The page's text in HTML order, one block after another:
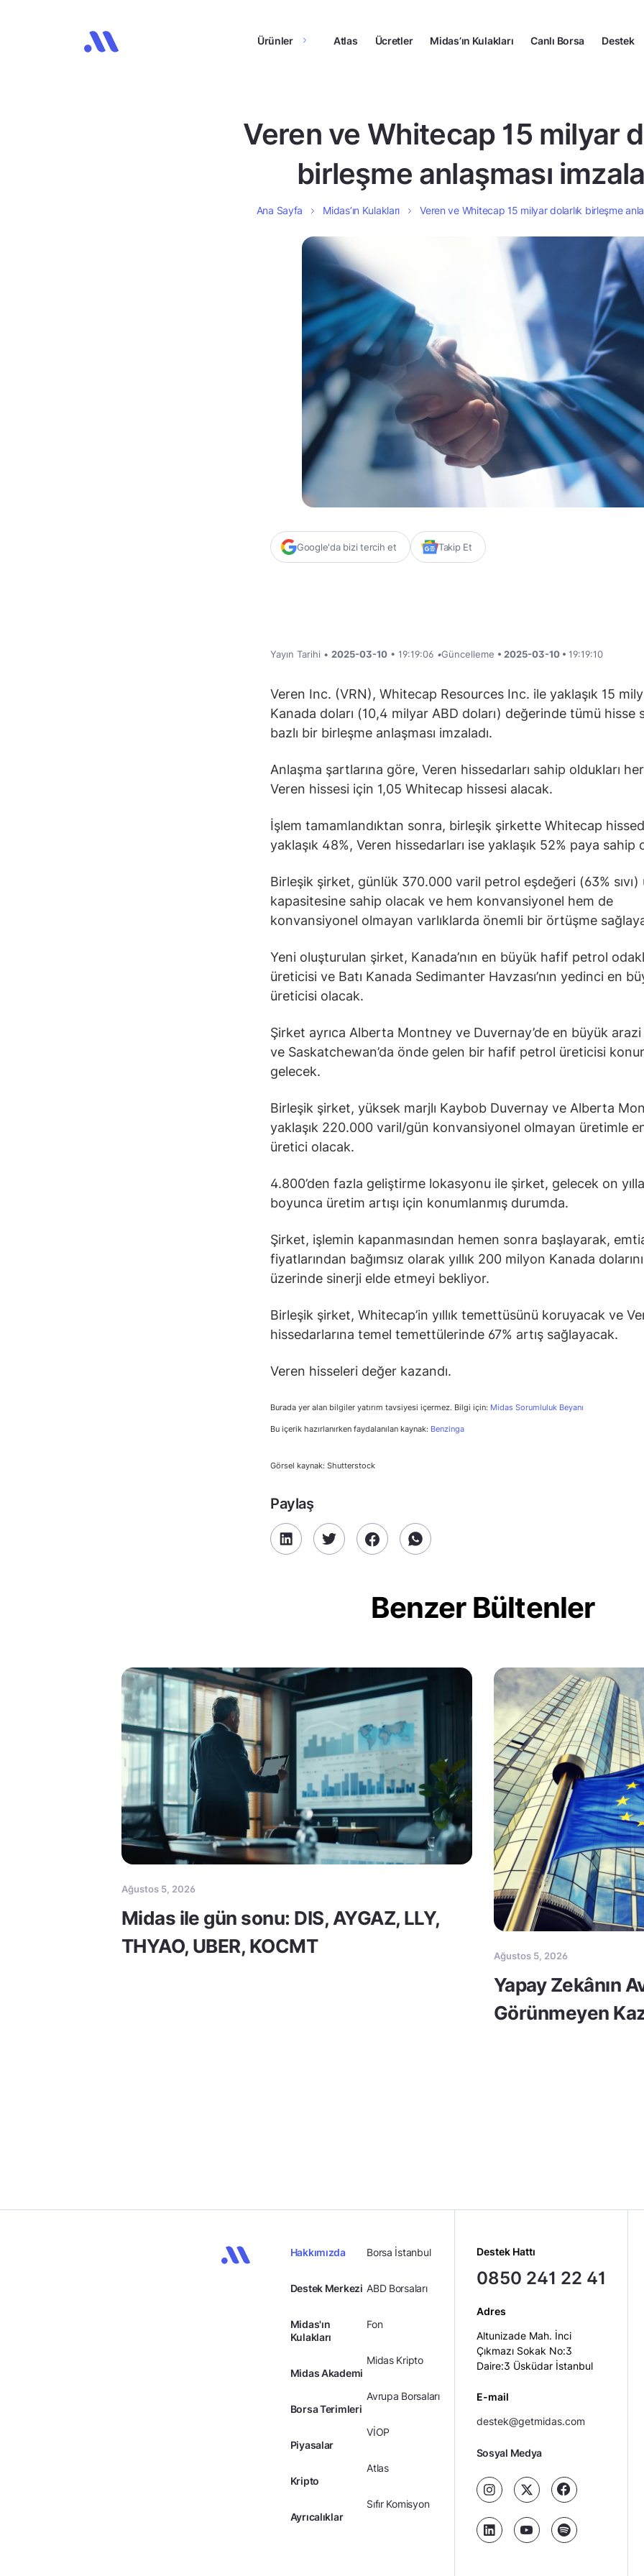
Ürünler Atlas Ücretler Midas’ın Kulakları Canlı Borsa Destek
Veren ve Whitecap 15 milyar
birleşme anlaşması
Ana Sayfa Midas’ın Kulakları Veren ve Whitecap 15 milyar dolarlık birleşme
Google'da bizi tercih et Takip Et
Yayın Tarihi • 2025-03-10 • 19:19:06 •Güncelleme • 2025-03-10 • 19:19:10
Veren Inc. (VRN), Whitecap Resources Inc. ile yaklaşık 15
Kanada doları (10,4 milyar ABD doları) değerinde tümü hisse
bazlı bir birleşme anlaşması imzaladı.
Anlaşma şartlarına göre, Veren hissedarları sahip oldukları
Veren hissesi için 1,05 Whitecap hissesi alacak.
İşlem tamamlandıktan sonra, birleşik şirkette Whitecap
yaklaşık 48%, Veren hissedarları ise yaklaşık 52% paya sahip
Birleşik şirket, günlük 370.000 varil petrol eşdeğeri (63% sıvı)
kapasitesine sahip olacak ve hem konvansiyonel hem de
konvansiyonel olmayan varlıklarda önemli bir örtüşme
Yeni oluşturulan şirket, Kanada’nın en büyük hafif petrol
üreticisi ve Batı Kanada Sedimanter Havzası’nın yedinci en
üreticisi olacak.
Şirket ayrıca Alberta Montney ve Duvernay’de en büyük
ve Saskatchewan’da önde gelen bir hafif petrol üreticisi
gelecek.
Birleşik şirket, yüksek marjlı Kaybob Duvernay ve Alberta
yaklaşık 220.000 varil/gün konvansiyonel olmayan üretimle
üretici olacak.
4.800’den fazla geliştirme lokasyonu ile şirket, gelecek on
boyunca üretim artışı için konumlanmış durumda.
Şirket, işlemin kapanmasından hemen sonra başlayarak,
fiyatlarından bağımsız olarak yıllık 200 milyon Kanada
üzerinde sinerji elde etmeyi bekliyor.
Birleşik şirket, Whitecap’in yıllık temettüsünü koruyacak ve
hissedarlarına temel temettülerinde 67% artış sağlayacak.
Veren hisseleri değer kazandı.
Burada yer alan bilgiler yatırım tavsiyesi içermez. Bilgi için: Midas Sorumluluk Beyanı
Bu içerik hazırlanırken faydalanılan kaynak: Benzinga
Görsel kaynak: Shutterstock
Paylaş
Benzer Bültenler
Ağustos 5, 2026
Midas ile gün sonu: DIS, AYGAZ, LLY,
THYAO, UBER, KOCMT
Ağustos 5, 2026
Yapay Zekânın
Görünmeyen
Hakkımızda
Destek Merkezi
Midas'ın
Kulakları
Midas Akademi
Borsa Terimleri
Piyasalar
Kripto
Ayrıcalıklar
Borsa İstanbul
ABD Borsaları
Fon
Midas Kripto
Avrupa Borsaları
VİOP
Atlas
Sıfır Komisyon
Destek Hattı
0850 241 22 41
Adres
Altunizade Mah. İnci
Çıkmazı Sokak No:3
Daire:3 Üsküdar İstanbul
E-mail
destek@getmidas.com
Sosyal Medya